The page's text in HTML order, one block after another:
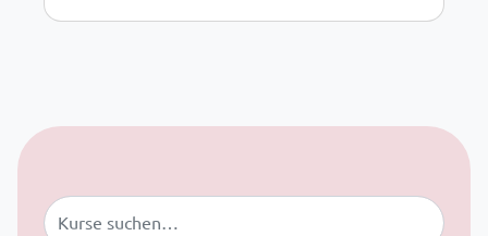
Zum Inhalt springen
Buscar